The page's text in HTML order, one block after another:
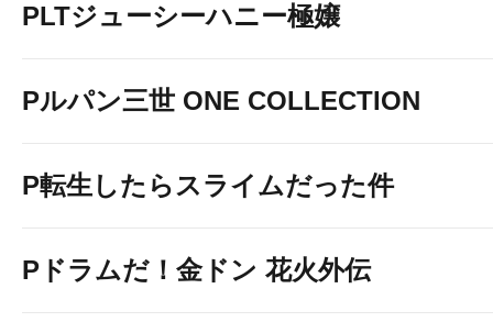
PLTジューシーハニー極嬢
Pルパン三世 ONE COLLECTION
P転生したらスライムだった件
Pドラムだ！金ドン 花火外伝